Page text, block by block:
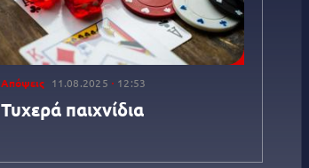
Απόψεις 11.08.2025 12:53
Τυχερά παιχνίδια